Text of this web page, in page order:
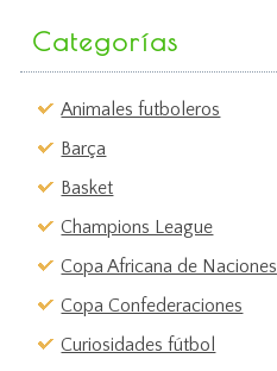
Categorías
Animales futboleros
Barça
Basket
Champions League
Copa Africana de Naciones
Copa Confederaciones
Curiosidades fútbol